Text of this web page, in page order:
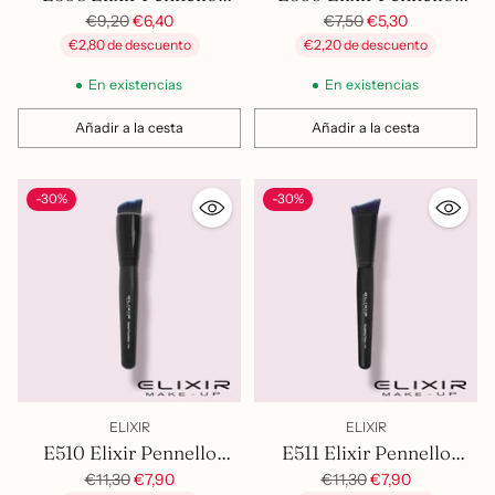
Tondo Fondotinta
Precio
habitual
€9,20€6,40
€2,80 de descuento
En existencias
Añadir a la cesta
Cantidad
Blush Per Polveri
Precio
habitual
€7,50€5,30
€2,20 de descuento
En existencias
Añadir a la cesta
Cantidad
-30%
ELIXIR
E510 Elixir Pennello
Smussato Corto
Precio
€11,30€7,90
-30%
ELIXIR
E511 Elixir Pennello
Sculpting
Precio
€11,30€7,90